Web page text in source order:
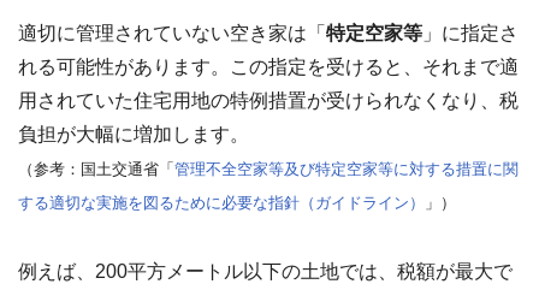
適切に管理されていない空き家は 「 特定空家等 」に指定さ
れる可能性があります。この指定を受けると、それまで適
用されていた住宅用地の特例措置が受けられなくなり、税
負担が大幅に増加します。
（参考：国土交通省「 管理不全空家等及び特定空家等に対する措置に関
する適切な実施を図るために必要な指針（ガイドライン） 」）
例えば、200平方メートル以下の土地では、税額が最大で